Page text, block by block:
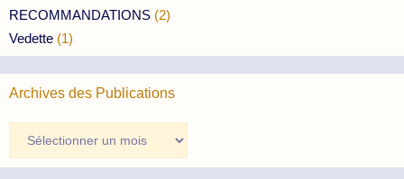
RECOMMANDATIONS (2)
Vedette (1)
Archives des Publications
des
Publications